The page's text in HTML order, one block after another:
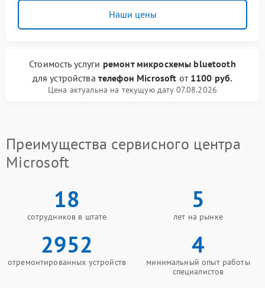
Наши цены
Стоимость услуги ремонт микросхемы bluetooth
для устройства телефон Microsoft от 1100 руб.
Цена актуальна на текущую дату 07.08.2026
Преимущества сервисного центра
Microsoft
18
сотрудников в штате
5
лет на рынке
2952
отремонтированных устройств
4
минимальный опыт работы
специалистов